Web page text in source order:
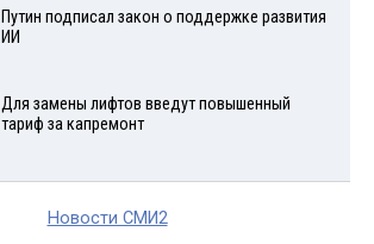
Путин подписал закон о поддержке развития
ИИ
Для замены лифтов введут повышенный
тариф за капремонт
Новости СМИ2